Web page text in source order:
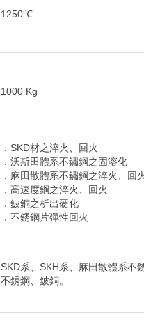
1250℃
1000 Kg
．SKD材之淬火、回火
．沃斯田體系不鏽鋼之固溶化
．麻田散體系不鏽鋼之淬火、回
．高速度鋼之淬火、回火
．鈹銅之析出硬化
．不銹鋼片彈性回火
SKD系、SKH系、麻田散體系不
不銹鋼、鈹銅。